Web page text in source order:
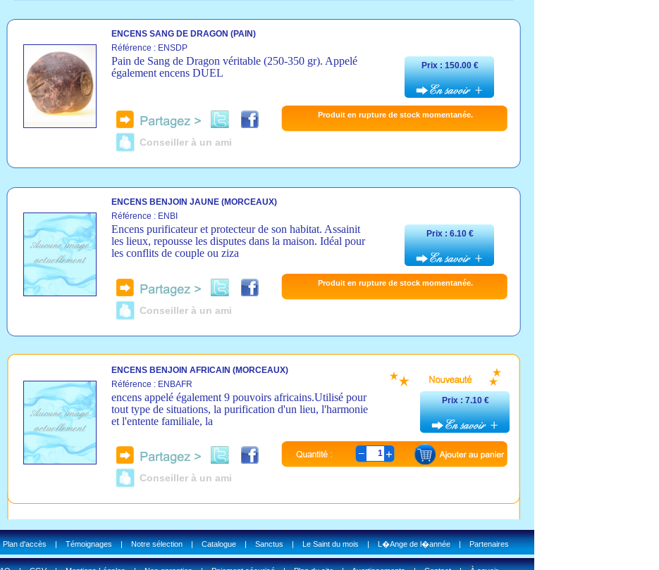
ENCENS SANG DE DRAGON (PAIN)
Référence : ENSDP
Pain de Sang de Dragon véritable (250-350 gr). Appelé
également encens DUEL
Prix : 150.00 €
Produit en rupture de stock momentanée.
Conseiller à un ami
ENCENS BENJOIN JAUNE (MORCEAUX)
Référence : ENBI
Encens purificateur et protecteur de son habitat. Assainit
les lieux, repousse les disputes dans la maison. Idéal pour
les conflits de couple ou ziza
Prix : 6.10 €
Produit en rupture de stock momentanée.
Conseiller à un ami
ENCENS BENJOIN AFRICAIN (MORCEAUX)
Référence : ENBAFR
encens appelé également 9 pouvoirs africains.Utilisé pour
tout type de situations, la purification d'un lieu, l'harmonie
et l'entente familiale, la
Prix : 7.10 €
1
Conseiller à un ami
Plan d'accès|Témoignages|Notre sélection|Catalogue|Sanctus|Le Saint du mois|L�Ange de l�année|Partenaires